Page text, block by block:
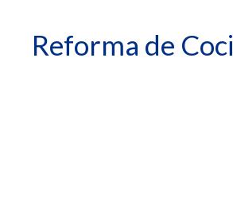
Reforma de